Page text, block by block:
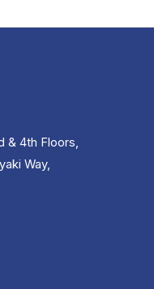
& 4th Floors,
Way,